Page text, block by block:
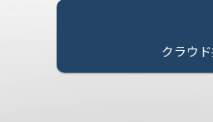
クラウ